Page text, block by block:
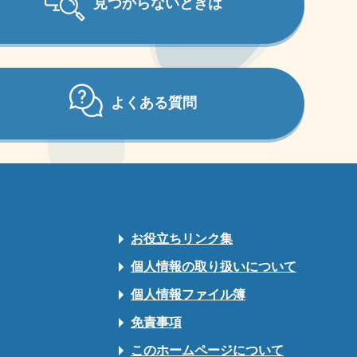
見つからないときは
よくある質問
お役立ちリンク集
個人情報の取り扱いについて
個人情報ファイル簿
免責事項
このホームページについて